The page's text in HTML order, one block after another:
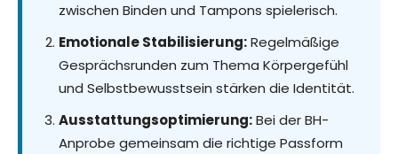
zwischen Binden und Tampons spielerisch.
Emotionale Stabilisierung:Regelmäßige
Gesprächsrunden zum Thema Körpergefühl
und Selbstbewusstsein stärken die Identität.
Ausstattungsoptimierung:Bei der BH-
Anprobe gemeinsam die richtige Passform